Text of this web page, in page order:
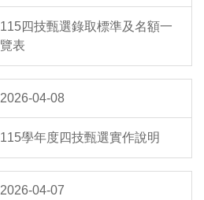
115四技甄選錄取標準及名額一
覽表
2026-04-08
115學年度四技甄選實作說明
2026-04-07